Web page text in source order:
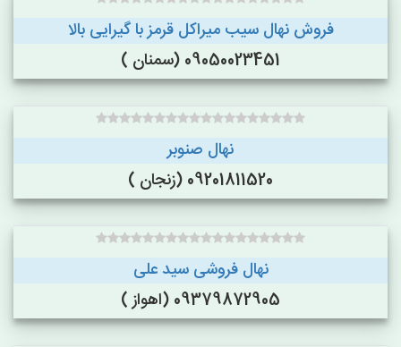
فروش نهال سیب میراکل قرمز با گیرایی بالا
09050023451 (سمنان )
نهال صنوبر
09201811520 (زنجان )
نهال فروشی سید علی
09379872905 (اهواز )